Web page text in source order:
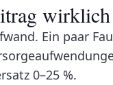
Ein paar
0–25 %.